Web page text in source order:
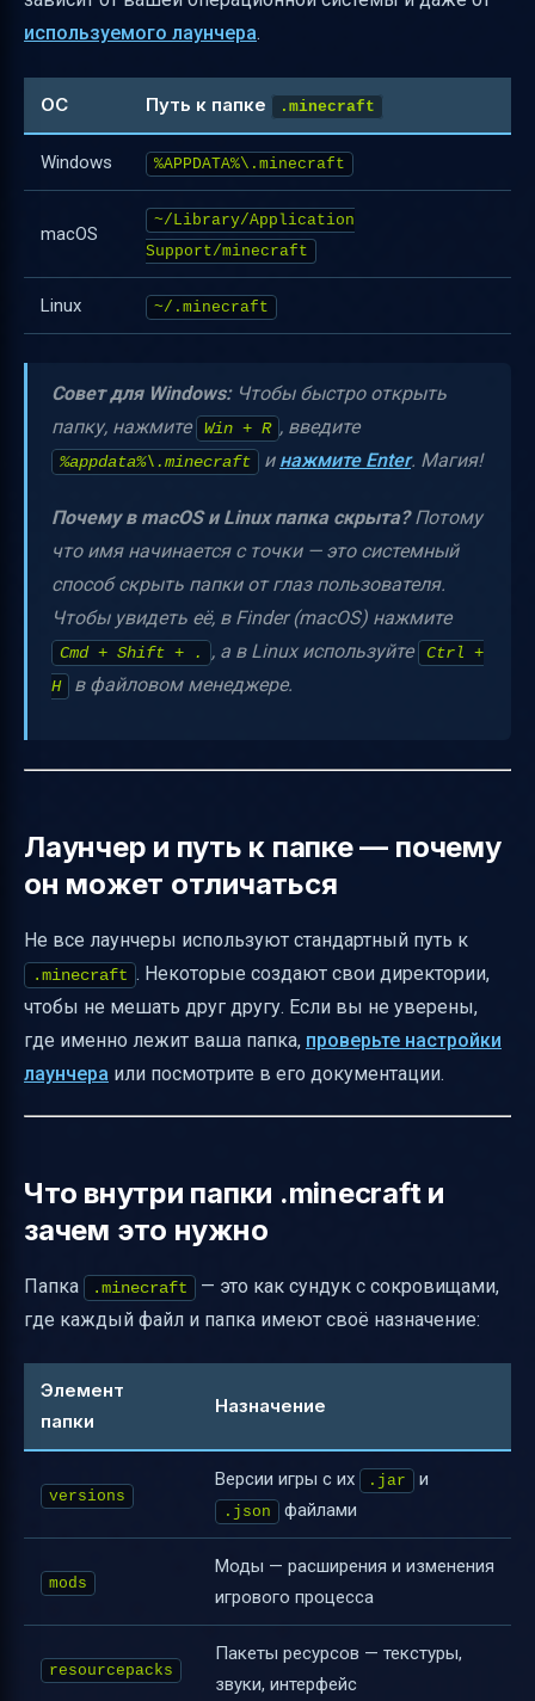
Полезные ссылки
используемого лаунчера.
ОС Путь к папке .minecraft
Windows %APPDATA%\.minecraft
macOS
~/Library/Application
Support/minecraft
Linux ~/.minecraft
Совет для Windows:Чтобы быстро открыть
папку, нажмите
Win + R , введите
%appdata%\.minecraft и нажмите Enter. Магия!
Почему в macOS и Linux папка скрыта?Потому
что имя начинается с точки — это системный
способ скрыть папки от глаз пользователя.
Чтобы увидеть её, в Finder (macOS) нажмите
Cmd + Shift + . , а в Linux используйте Ctrl +
H
в файловом менеджере.
Лаунчер и путь к папке — почему
он может отличаться
Не все лаунчеры используют стандартный путь к
.minecraft . Некоторые создают свои директории,
чтобы не мешать друг другу. Если вы не уверены,
где именно лежит ваша папка, проверьте настройки
лаунчера или посмотрите в его документации.
Что внутри папки .minecraft и
зачем это нужно
Папка .minecraft
— это как сундук с сокровищами,
где каждый файл и папка имеют своё назначение:
Элемент
папки
Назначение
versions
Версии игры с их .jar и
.json файлами
mods
Моды — расширения и изменения
игрового процесса
resourcepacks
Пакеты ресурсов — текстуры,
звуки, интерфейс